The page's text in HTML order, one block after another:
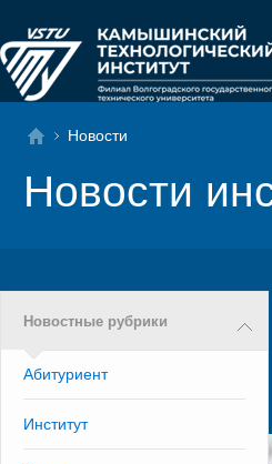
Новости
Новости
Новостные рубрики
Абитуриент
Институт